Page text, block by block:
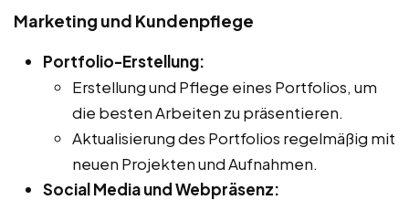
Marketing und Kundenpflege
Portfolio-Erstellung:
Erstellung und Pflege eines Portfolios, um
die besten Arbeiten zu präsentieren.
Aktualisierung des Portfolios regelmäßig mit
neuen Projekten und Aufnahmen.
Social Media und Webpräsenz: